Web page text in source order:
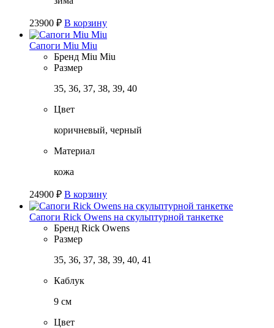
23900 ₽ В корзину
Сапоги Miu Miu
Бренд Miu Miu
Размер
35, 36, 37, 38, 39, 40
Цвет
коричневый, черный
Материал
кожа
24900 ₽ В корзину
Сапоги Rick Owens на скульптурной танкетке
Бренд Rick Owens
Размер
35, 36, 37, 38, 39, 40, 41
Каблук
9 см
Цвет